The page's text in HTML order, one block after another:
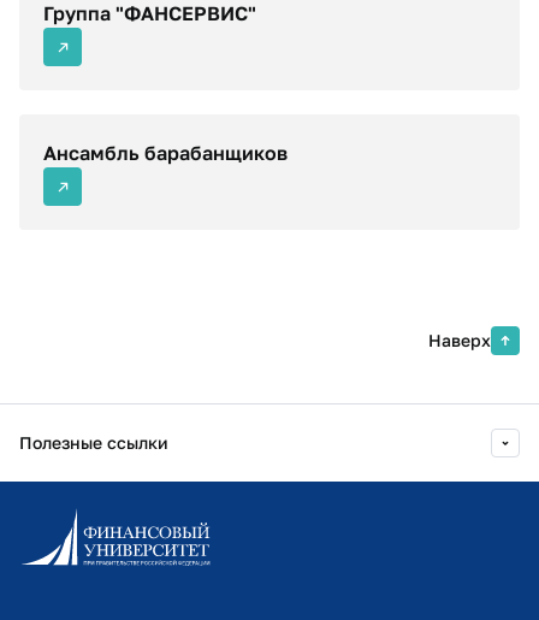
Группа "ФАНСЕРВИС"
Ансамбль барабанщиков
Наверх
Полезные ссылки
Информационно-образовательный портал
Личный кабинет поступающего